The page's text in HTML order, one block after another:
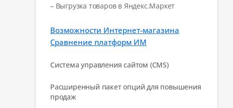
– Выгрузка товаров в Яндекс.Маркет
Возможности Интернет-магазина
Сравнение платформ ИМ
Система управления сайтом (CMS)
Расширенный пакет опций для повышения
продаж